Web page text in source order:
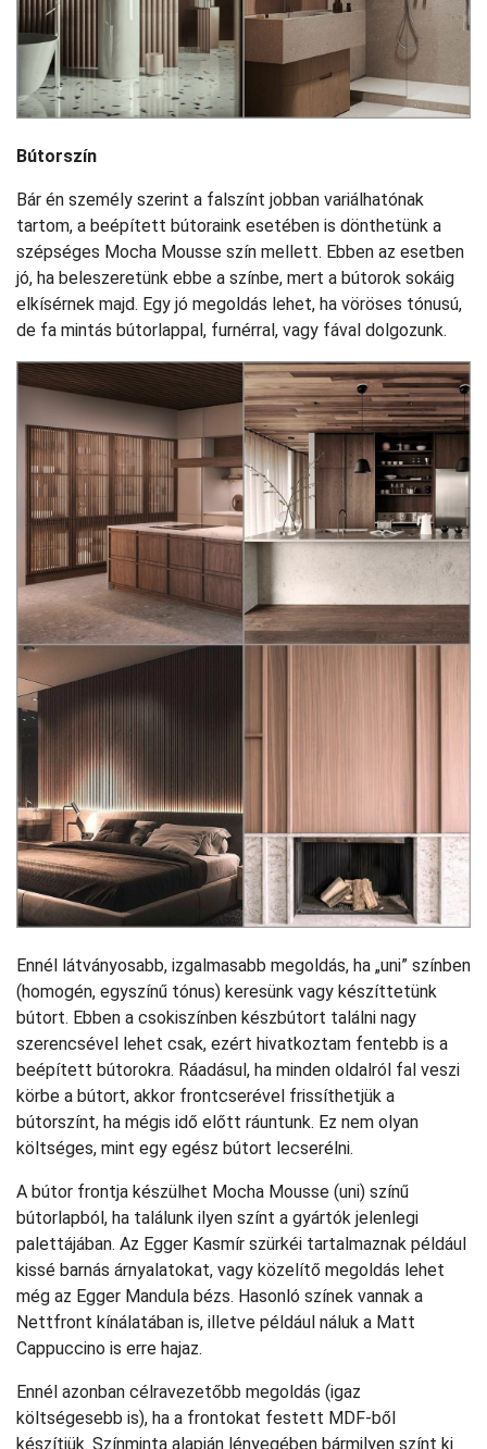
Bútorszín
Bár én személy szerint a falszínt jobban variálhatónak
tartom, a beépített bútoraink esetében is dönthetünk a
szépséges Mocha Mousse szín mellett. Ebben az esetben
jó, ha beleszeretünk ebbe a színbe, mert a bútorok sokáig
elkísérnek majd. Egy jó megoldás lehet, ha vöröses tónusú,
de fa mintás bútorlappal, furnérral, vagy fával dolgozunk.
Ennél látványosabb, izgalmasabb megoldás, ha „uni” színben
(homogén, egyszínű tónus) keresünk vagy készíttetünk
bútort. Ebben a csokiszínben készbútort találni nagy
szerencsével lehet csak, ezért hivatkoztam fentebb is a
beépített bútorokra. Ráadásul, ha minden oldalról fal veszi
körbe a bútort, akkor frontcserével frissíthetjük a
bútorszínt, ha mégis idő előtt ráuntunk. Ez nem olyan
költséges, mint egy egész bútort lecserélni.
A bútor frontja készülhet Mocha Mousse (uni) színű
bútorlapból, ha találunk ilyen színt a gyártók jelenlegi
palettájában. Az Egger Kasmír szürkéi tartalmaznak például
kissé barnás árnyalatokat, vagy közelítő megoldás lehet
még az Egger Mandula bézs. Hasonló színek vannak a
Nettfront kínálatában is, illetve például náluk a Matt
Cappuccino is erre hajaz.
Ennél azonban célravezetőbb megoldás (igaz
költségesebb is), ha a frontokat festett MDF-ből
készítjük. Színminta alapján lényegében bármilyen színt ki